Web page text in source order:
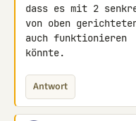
dass es mit 2
von oben
auch funktionieren
könnte.
Antwort